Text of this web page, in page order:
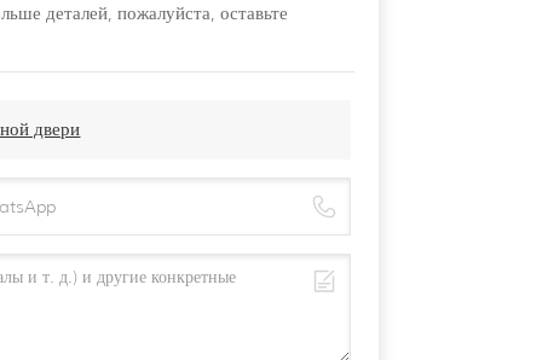
деталей, пожалуйста, оставьте
двери